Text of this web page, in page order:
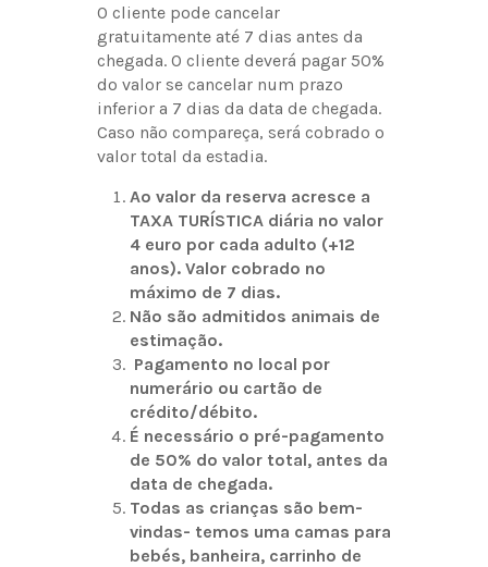
O cliente pode cancelar
gratuitamente até 7 dias antes da
chegada. O cliente deverá pagar 50%
do valor se cancelar num prazo
inferior a 7 dias da data de chegada.
Caso não compareça, será cobrado o
valor total da estadia.
Ao valor da reserva acresce a
TAXA TURÍSTICA diária no valor
4 euro por cada adulto (+12
anos). Valor cobrado no
máximo de 7 dias.
Não são admitidos animais de
estimação.
Pagamento no local por
numerário ou cartão de
crédito/débito.
É necessário o pré-pagamento
de 50% do valor total, antes da
data de chegada.
Todas as crianças são bem-
vindas- temos uma camas para
bebés, banheira, carrinho de